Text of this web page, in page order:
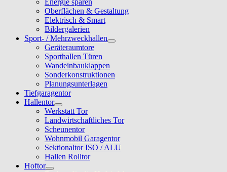
Energie sparen
Oberflächen & Gestaltung
Elektrisch & Smart
Bildergalerien
Sport- / Mehrzweckhallen
Geräteraumtore
Sporthallen Türen
Wandeinbauklappen
Sonderkonstruktionen
Planungsunterlagen
Tiefgaragentor
Hallentor
Werkstatt Tor
Landwirtschaftliches Tor
Scheunentor
Wohnmobil Garagentor
Sektionaltor ISO / ALU
Hallen Rolltor
Hoftor